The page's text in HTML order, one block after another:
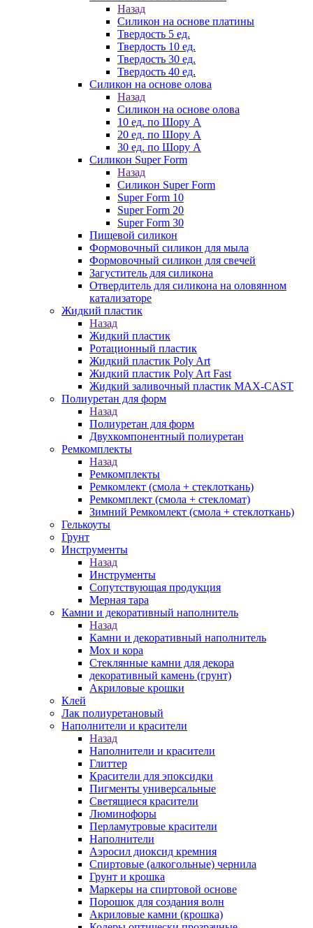
Назад
Силикон на основе платины
Твердость 5 ед.
Твердость 10 ед.
Твердость 30 ед.
Твердость 40 ед.
Силикон на основе олова
Назад
Силикон на основе олова
10 ед. по Шору А
20 ед. по Шору А
30 ед. по Шору А
Силикон Super Form
Назад
Силикон Super Form
Super Form 10
Super Form 20
Super Form 30
Пищевой силикон
Формовочный силикон для мыла
Формовочный силикон для свечей
Загуститель для силикона
Отвердитель для силикона на оловянном
катализаторе
Жидкий пластик
Назад
Жидкий пластик
Ротационный пластик
Жидкий пластик Poly Art
Жидкий пластик Poly Art Fast
Жидкий заливочный пластик MAX-CAST
Полиуретан для форм
Назад
Полиуретан для форм
Двухкомпонентный полиуретан
Ремкомплекты
Назад
Ремкомплекты
Ремкомлект (смола + стеклоткань)
Ремкомплект (смола + стекломат)
Зимний Ремкомлект (смола + стеклоткань)
Гелькоуты
Грунт
Инструменты
Назад
Инструменты
Сопутствующая продукция
Мерная тара
Камни и декоративный наполнитель
Назад
Камни и декоративный наполнитель
Мох и кора
Стеклянные камни для декора
декоративный камень (грунт)
Акриловые крошки
Клей
Лак полиуретановый
Наполнители и красители
Назад
Наполнители и красители
Глиттер
Красители для эпоксидки
Пигменты универсальные
Светящиеся красители
Люминофоры
Перламутровые красители
Наполнители
Аэросил диоксид кремния
Спиртовые (алкогольные) чернила
Грунт и крошка
Маркеры на спиртовой основе
Порошок для создания волн
Акриловые камни (крошка)